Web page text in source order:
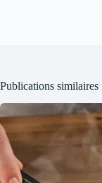
Publications similaires